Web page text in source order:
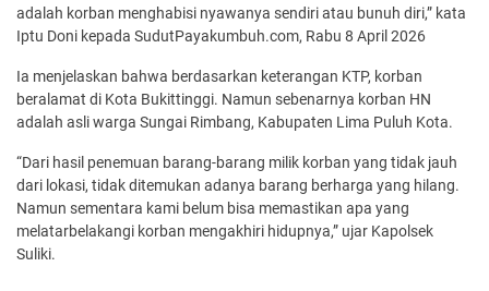
adalah korban menghabisi nyawanya sendiri atau bunuh diri,” kata
Iptu Doni kepada SudutPayakumbuh.com, Rabu 8 April 2026
Ia menjelaskan bahwa berdasarkan keterangan KTP, korban
beralamat di Kota Bukittinggi. Namun sebenarnya korban HN
adalah asli warga Sungai Rimbang, Kabupaten Lima Puluh Kota.
“Dari hasil penemuan barang-barang milik korban yang tidak jauh
dari lokasi, tidak ditemukan adanya barang berharga yang hilang.
Namun sementara kami belum bisa memastikan apa yang
melatarbelakangi korban mengakhiri hidupnya,” ujar Kapolsek
Suliki.